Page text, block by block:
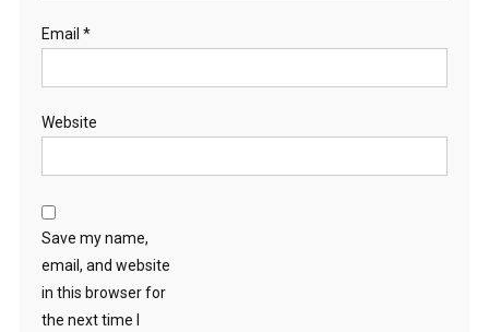
Email *
Website
Save my name,
email, and website
in this browser for
the next time I